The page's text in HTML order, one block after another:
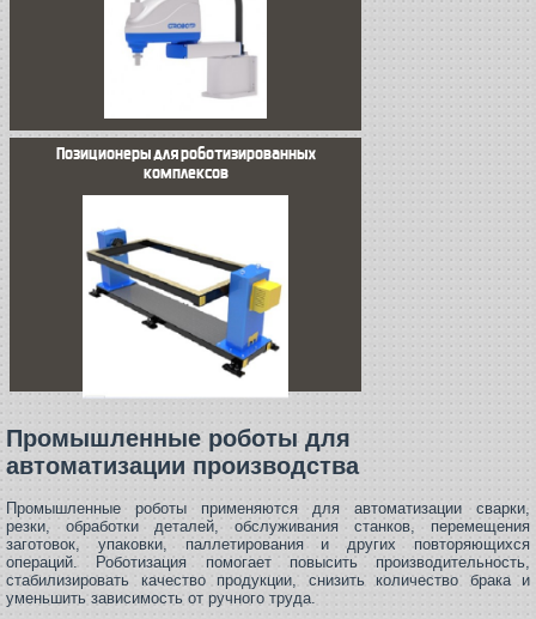
Позиционеры для роботизированных
комплексов
Промышленные роботы для
автоматизации производства
Промышленные роботы применяются для автоматизации сварки,
резки, обработки деталей, обслуживания станков, перемещения
заготовок, упаковки, паллетирования и других повторяющихся
операций. Роботизация помогает повысить производительность,
стабилизировать качество продукции, снизить количество брака и
уменьшить зависимость от ручного труда.